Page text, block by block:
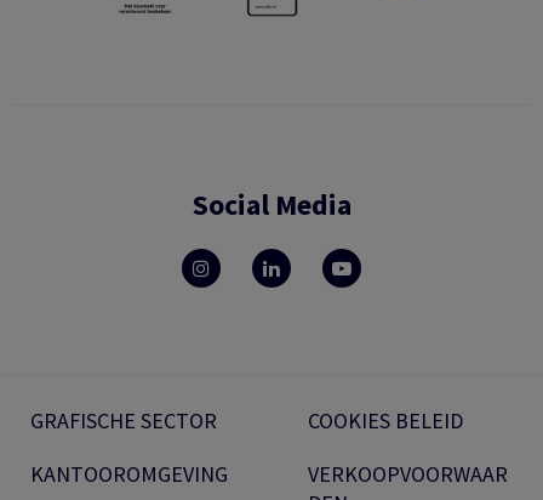
Social Media
GRAFISCHE SECTOR
KANTOOROMGEVING
COOKIES BELEID
VERKOOPVOORWAAR